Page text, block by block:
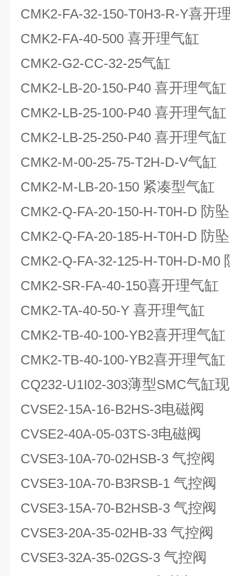
CMK2-FA-32-150-T0H3-R-Y喜开
CMK2-FA-40-500 喜开理气缸
CMK2-G2-CC-32-25气缸
CMK2-LB-20-150-P40 喜开理气缸
CMK2-LB-25-100-P40 喜开理气缸
CMK2-LB-25-250-P40 喜开理气缸
CMK2-M-00-25-75-T2H-D-V气缸
CMK2-M-LB-20-150 紧凑型气缸
CMK2-Q-FA-20-150-H-T0H-D 防坠
CMK2-Q-FA-20-185-H-T0H-D 防坠
CMK2-Q-FA-32-125-H-T0H-D-M0
CMK2-SR-FA-40-150喜开理气缸
CMK2-TA-40-50-Y 喜开理气缸
CMK2-TB-40-100-YB2喜开理气缸
CMK2-TB-40-100-YB2喜开理气缸
CQ232-U1I02-303薄型SMC气缸
CVSE2-15A-16-B2HS-3电磁阀
CVSE2-40A-05-03TS-3电磁阀
CVSE3-10A-70-02HSB-3 气控阀
CVSE3-10A-70-B3RSB-1 气控阀
CVSE3-15A-70-B2HSB-3 气控阀
CVSE3-20A-35-02HB-33 气控阀
CVSE3-32A-35-02GS-3 气控阀